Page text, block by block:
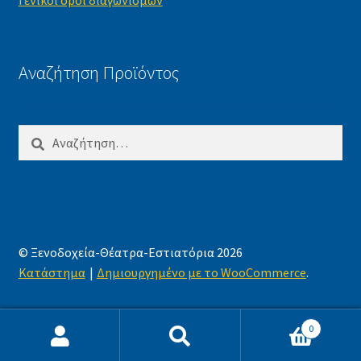
Αναζήτηση Προϊόντος
για:
© Ξενοδοχεία-Θέατρα-Εστιατόρια 2026
Κατάστημα
Δημιουργημένο με το WooCommerce.
Αναζήτηση
Αναζήτηση
0